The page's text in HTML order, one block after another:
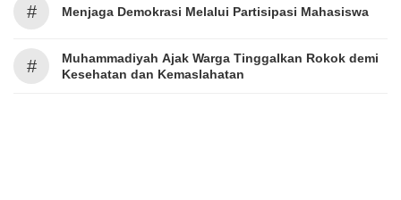
# Menjaga Demokrasi Melalui Partisipasi Mahasiswa
#
Muhammadiyah Ajak Warga Tinggalkan Rokok demi
Kesehatan dan Kemaslahatan